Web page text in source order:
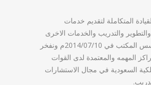
المتكاملة لتقديم خدمات
والتدريب والخدمات الاخرى
المساندة. تاسس المكتب في 2014/07/10م ونفخر
المهمه والمعتمدة لدى القوات
السعودية في مجال الاستشارات